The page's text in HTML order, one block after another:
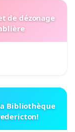
de dézonage
Bibliothèque